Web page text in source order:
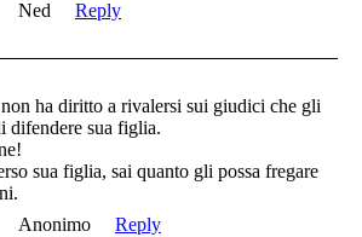
Ned Reply
ha diritto a rivalersi sui giudici che gli
difendere sua figlia.
sua figlia, sai quanto gli possa fregare
Anonimo Reply